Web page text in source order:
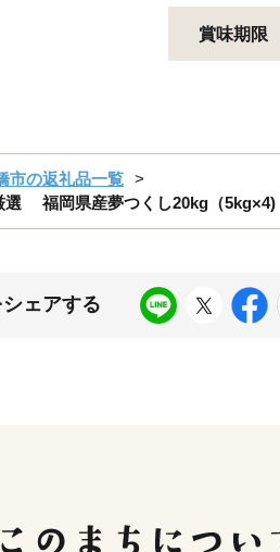
賞味期限
市の返礼品一覧
選 福岡県産夢つくし20kg（5kg×4)
ェアする